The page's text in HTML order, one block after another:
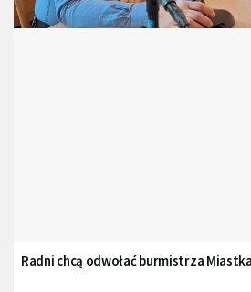
Radni chcą odwołać burmistrza